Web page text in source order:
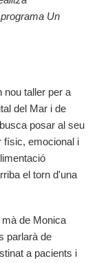
Un
nou taller per a
del Mar i de
posar al seu
físic, emocional i
el torn d'una
de Monica
parlarà de
a pacients i